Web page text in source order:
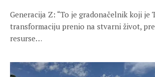
Generacija Z: “To je gradonačelnik koji je
transformaciju prenio na stvarni život,
resurse…